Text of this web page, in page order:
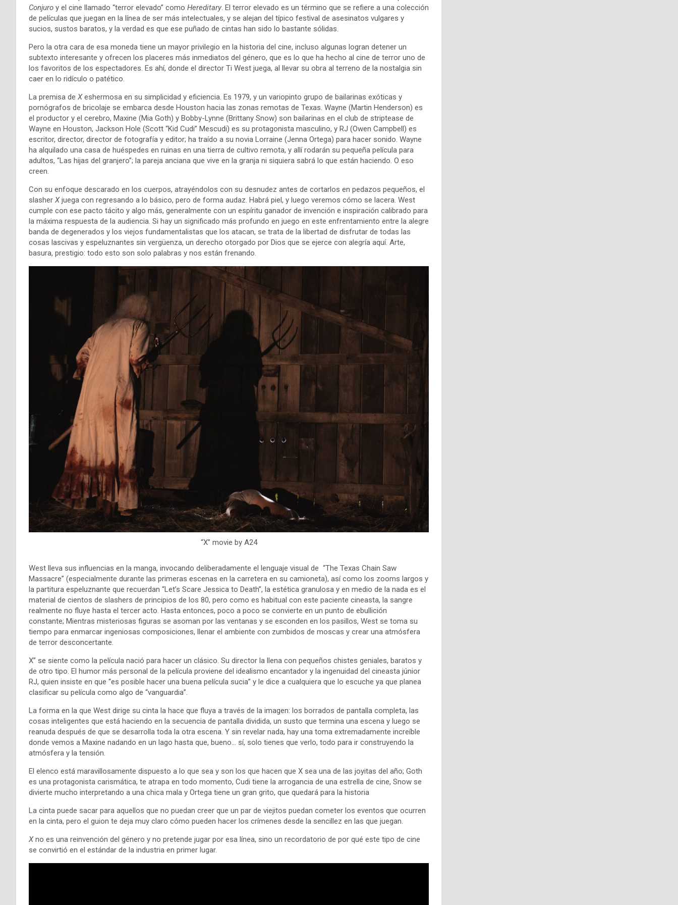
Conjuro y el cine llamado “terror elevado” como Hereditary . El terror elevado es un término que se refiere a una colección
de películas que juegan en la línea de ser más intelectuales, y se alejan del típico festival de asesinatos vulgares y
sucios, sustos baratos, y la verdad es que ese puñado de cintas han sido lo bastante sólidas.
Pero la otra cara de esa moneda tiene un mayor privilegio en la historia del cine, incluso algunas logran detener un
subtexto interesante y ofrecen los placeres más inmediatos del género, que es lo que ha hecho al cine de terror uno de
los favoritos de los espectadores. Es ahí, donde el director Ti West juega, al llevar su obra al terreno de la nostalgia sin
caer en lo ridículo o patético.
La premisa de Xeshermosa en su simplicidad y eficiencia. Es 1979, y un variopinto grupo de bailarinas exóticas y
pornógrafos de bricolaje se embarca desde Houston hacia las zonas remotas de Texas. Wayne (Martin Henderson) es
el productor y el cerebro, Maxine (Mia Goth) y Bobby-Lynne (Brittany Snow) son bailarinas en el club de striptease de
Wayne en Houston, Jackson Hole (Scott “Kid Cudi” Mescudi) es su protagonista masculino, y RJ (Owen Campbell) es
escritor, director, director de fotografía y editor; ha traído a su novia Lorraine (Jenna Ortega) para hacer sonido. Wayne
ha alquilado una casa de huéspedes en ruinas en una tierra de cultivo remota, y allí rodarán su pequeña película para
adultos, “Las hijas del granjero”; la pareja anciana que vive en la granja ni siquiera sabrá lo que están haciendo. O eso
creen.
Con su enfoque descarado en los cuerpos, atrayéndolos con su desnudez antes de cortarlos en pedazos pequeños, el
slasher Xjuega con regresando a lo básico, pero de forma audaz. Habrá piel, y luego veremos cómo se lacera. West
cumple con ese pacto tácito y algo más, generalmente con un espíritu ganador de invención e inspiración calibrado para
la máxima respuesta de la audiencia. Si hay un significado más profundo en juego en este enfrentamiento entre la alegre
banda de degenerados y los viejos fundamentalistas que los atacan, se trata de la libertad de disfrutar de todas las
cosas lascivas y espeluznantes sin vergüenza, un derecho otorgado por Dios que se ejerce con alegría aquí. Arte,
basura, prestigio: todo esto son solo palabras y nos están frenando.
“X” movie by A24
West lleva sus influencias en la manga, invocando deliberadamente el lenguaje visual de “The Texas Chain Saw
Massacre” (especialmente durante las primeras escenas en la carretera en su camioneta), así como los zooms largos y
la partitura espeluznante que recuerdan “Let’s Scare Jessica to Death”, la estética granulosa y en medio de la nada es el
material de cientos de slashers de principios de los 80, pero como es habitual con este paciente cineasta, la sangre
realmente no fluye hasta el tercer acto. Hasta entonces, poco a poco se convierte en un punto de ebullición
constante; Mientras misteriosas figuras se asoman por las ventanas y se esconden en los pasillos, West se toma su
tiempo para enmarcar ingeniosas composiciones, llenar el ambiente con zumbidos de moscas y crear una atmósfera
de terror desconcertante.
X” se siente como la película nació para hacer un clásico. Su director la llena con pequeños chistes geniales, baratos y
de otro tipo. El humor más personal de la película proviene del idealismo encantador y la ingenuidad del cineasta júnior
RJ, quien insiste en que “es posible hacer una buena película sucia” y le dice a cualquiera que lo escuche ya que planea
clasificar su película como algo de “vanguardia”.
La forma en la que West dirige su cinta la hace que fluya a través de la imagen: los borrados de pantalla completa, las
cosas inteligentes que está haciendo en la secuencia de pantalla dividida, un susto que termina una escena y luego se
reanuda después de que se desarrolla toda la otra escena. Y sin revelar nada, hay una toma extremadamente increíble
donde vemos a Maxine nadando en un lago hasta que, bueno… sí, solo tienes que verlo, todo para ir construyendo la
atmósfera y la tensión.
El elenco está maravillosamente dispuesto a lo que sea y son los que hacen que X sea una de las joyitas del año; Goth
es una protagonista carismática, te atrapa en todo momento, Cudi tiene la arrogancia de una estrella de cine, Snow se
divierte mucho interpretando a una chica mala y Ortega tiene un gran grito, que quedará para la historia
La cinta puede sacar para aquellos que no puedan creer que un par de viejitos puedan cometer los eventos que ocurren
en la cinta, pero el guion te deja muy claro cómo pueden hacer los crímenes desde la sencillez en las que juegan.
Xno es una reinvención del género y no pretende jugar por esa línea, sino un recordatorio de por qué este tipo de cine
se convirtió en el estándar de la industria en primer lugar.